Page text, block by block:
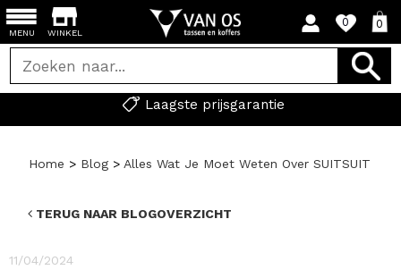
WINKEL
0 0
Laagste prijsgarantie
MENU
Home > Blog > Alles Wat Je Moet Weten Over SUITSUIT
TERUG NAAR BLOGOVERZICHT
11/04/2024